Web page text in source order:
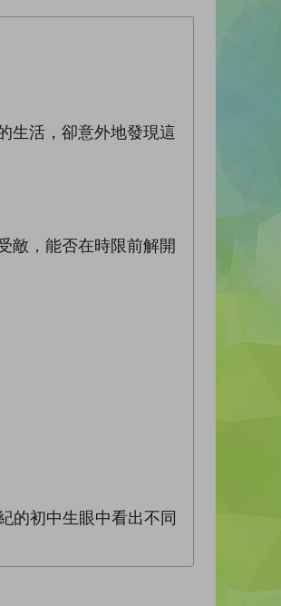
生活，卻意外地發現這
敵，能否在時限前解開
的初中生眼中看出不同